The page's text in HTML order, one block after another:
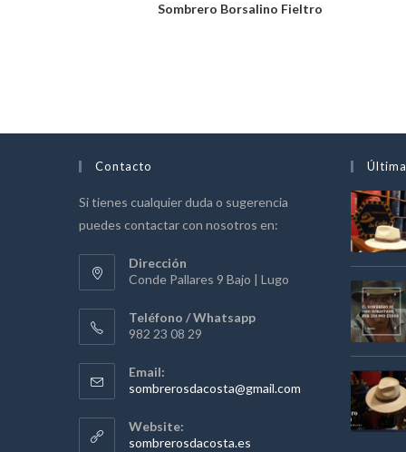
Sombrero Borsalino Fieltro
Contacto
Si tienes cualquier duda o sugerencia
puedes contactar con nosotros en:
Dirección
Conde Pallares 9 Bajo | Lugo
Teléfono / Whatsapp
982 23 08 29
Email:
sombrerosdacosta@gmail.com
Website:
sombrerosdacosta.es